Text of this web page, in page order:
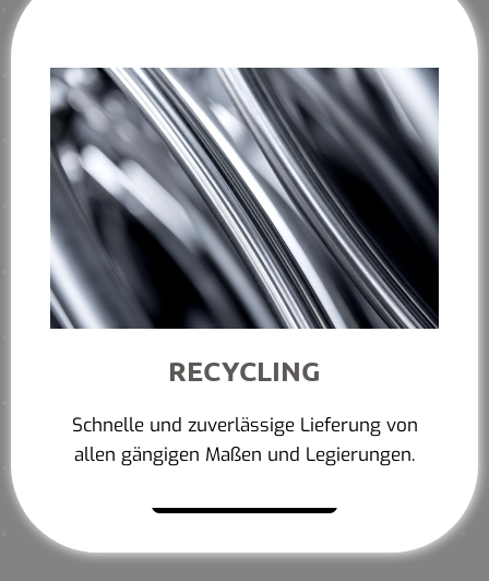
RECYCLING
Schnelle und zuverlässige Lieferung von
allen gängigen Maßen und Legierungen.